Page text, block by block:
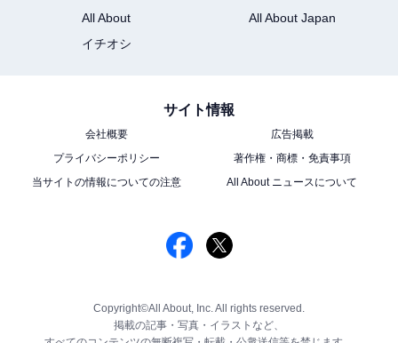
All About
All About Japan
イチオシ
サイト情報
会社概要
広告掲載
プライバシーポリシー
著作権・商標・免責事項
当サイトの情報についての注意
All About ニュースについて
Copyright©All About, Inc. All rights reserved.
掲載の記事・写真・イラストなど、